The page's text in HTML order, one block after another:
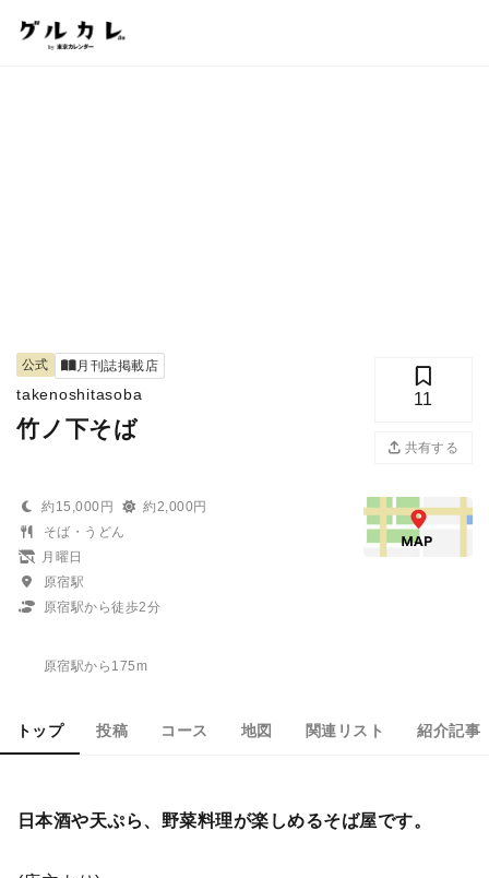
公式 月刊誌掲載店
takenoshitasoba
竹ノ下そば
11
共有する
約15,000円
約2,000円
そば・うどん
月曜日
原宿駅
原宿駅から徒歩2分
原宿駅から175m
トップ 投稿 コース 地図 関連リスト 紹介記事
日本酒や天ぷら、野菜料理が楽しめるそば屋です。